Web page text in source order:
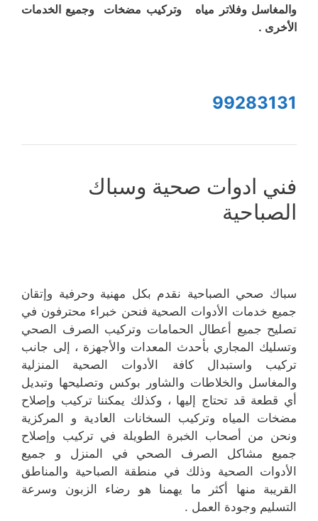
والمغاسل وفلاتر مياه وتركيب مضخات وجميع الخدمات
الأخرى .
99283131
فني ادوات صحية وسباك
الصباحية
سباك صحي الصباحية نقدم بكل مهنية وحرفية وإتقان
جميع خدمات الأدوات الصحية فنحن خبراء محترفون في
تصليح جميع أعطال الحمامات وتركيب الصرف الصحي
وتسليك المجاري بأحدث المعدات والأجهزة ، إلى جانب
تركيب واستبدال كافة الأدوات الصحية المنزلية
والمغاسل والخلاطات والشاور بوكس وتصليحها وتبديل
أي قطعة قد تحتاج إليها ، وكذلك يمكننا تركيب وإصلاح
مضخات المياه وتركيب السخانات العادية و المركزية
ونحن من أصحاب الخبرة الطويلة في تركيب وإصلاح
جميع مشاكل الصرف الصحي في المنزل و جميع
الأدوات الصحية وذلك في منطقة الصباحية والمناطق
القريبة منها أكثر ما يهمنا هو رضاء الزبون وسرعة
التسليم وجودة العمل .